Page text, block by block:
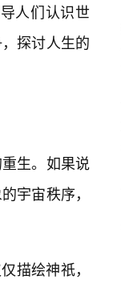
人们认识世
探讨人生的
生。如果说
宇宙秩序，
描绘神祇，